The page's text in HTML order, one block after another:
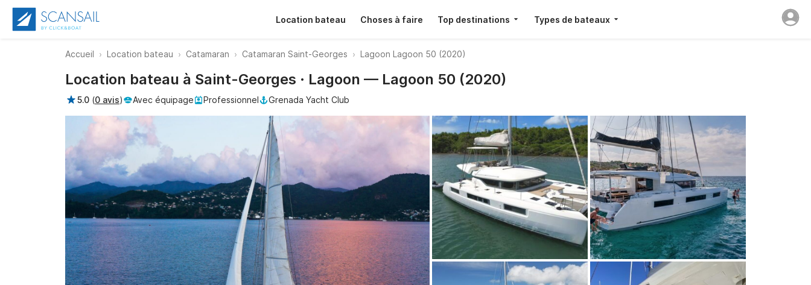
Location bateau Choses à faire Top destinations Types de bateaux
Accueil Location bateau Catamaran Catamaran Saint-Georges Lagoon Lagoon 50 (2020)
Location bateau à Saint-Georges · Lagoon — Lagoon 50 (2020)
5.0 (0 avis) Avec équipage Professionnel Grenada Yacht Club